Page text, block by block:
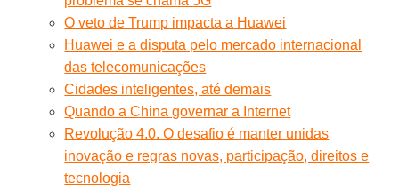
O veto de Trump impacta a Huawei
Huawei e a disputa pelo mercado internacional
das telecomunicações
Cidades inteligentes, até demais
Quando a China governar a Internet
Revolução 4.0. O desafio é manter unidas
inovação e regras novas, participação, direitos e
tecnologia